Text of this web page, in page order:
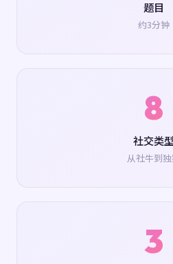
题目
约3分钟
8
社交类型
从社牛到
3